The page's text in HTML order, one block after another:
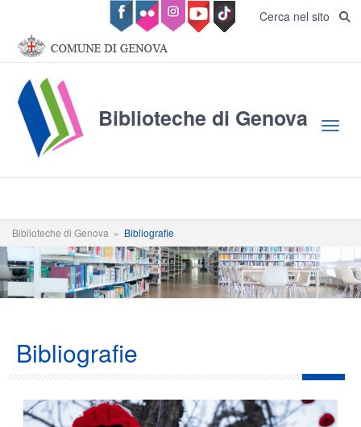
Salta al contenuto principale Cerca nel sito
Biblioteche di Genova
Biblioteche di Genova » Bibliografie
Bibliografie